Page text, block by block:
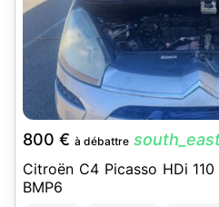
800 € à débattre
Citroën C4 Picasso HDi
BMP6